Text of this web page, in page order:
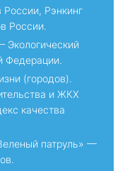
России, Рэнкинг
России.
Экологический
Федерации.
(городов).
и ЖКХ
качества
патруль» —